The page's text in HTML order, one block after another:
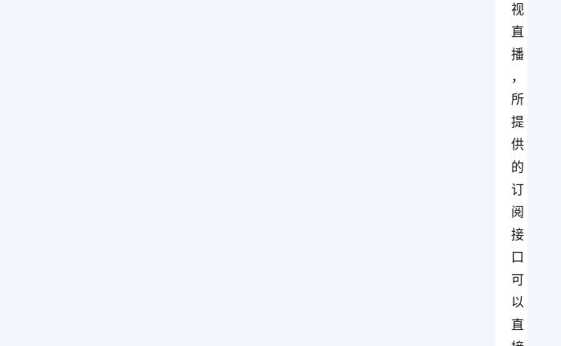
视
直
播
，
所
提
供
的
订
阅
接
口
可
以
直